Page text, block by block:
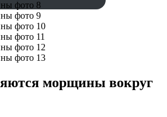
морщины вокруг